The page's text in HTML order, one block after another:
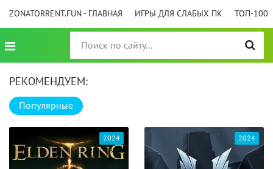
ZONATORRENT.FUN - ГЛАВНАЯ ИГРЫ ДЛЯ СЛАБЫХ ПК ТОП-100
РЕКОМЕНДУЕМ:
Популярные
2024 2024